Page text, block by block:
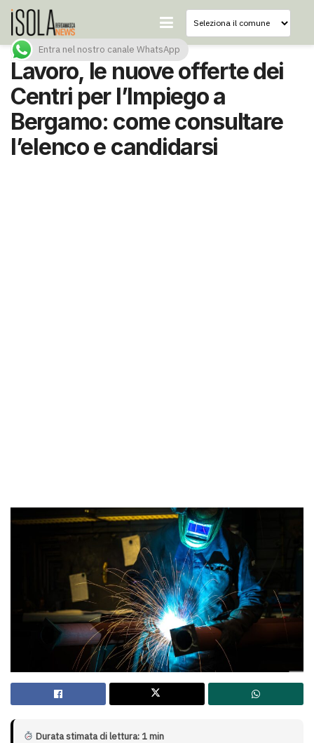
Lavoro, le nuove offerte dei
Centri per l’Impiego a
Bergamo: come consultare
l’elenco e candidarsi
Durata stimata di lettura: 1 min
Entra nel nostro canale WhatsApp